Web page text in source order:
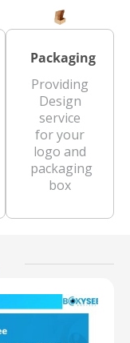
Packaging
Providing
Design
service
for your
logo and
packaging
box